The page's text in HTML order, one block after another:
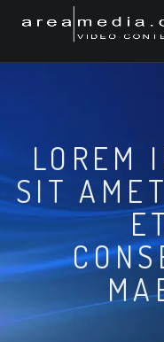
n
e
n
t
LOREM
SIT